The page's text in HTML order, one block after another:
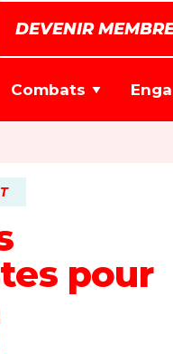
DEVENIR
Combats
pour